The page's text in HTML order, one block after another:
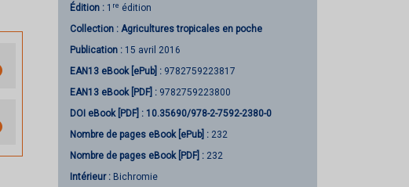
Édition : 1 re édition
Collection : Agricultures tropicales en poche
Publication : 15 avril 2016
EAN13 eBook [ePub] : 9782759223817
EAN13 eBook [PDF] : 9782759223800
DOI eBook [PDF] : 10.35690/978-2-7592-2380-0
Nombre de pages eBook [ePub] : 232
Nombre de pages eBook [PDF] : 232
Intérieur : Bichromie